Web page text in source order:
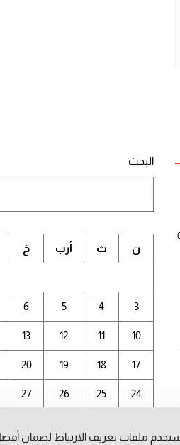
البحث
ن ث أرب خ
3
4
5
6
10
11
12
13
17
18
19
20
24
25
26
27
ملفات تعريف الارتباط لضمان